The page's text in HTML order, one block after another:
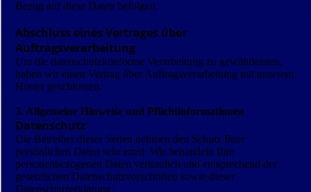
Bezug auf diese Daten befolgen.
Abschluss eines Vertrages über
Auftragsverarbeitung
Um die datenschutzkonforme Verarbeitung zu gewährleisten,
haben wir einen Vertrag über Auftragsverarbeitung mit unserem
Hoster geschlossen.
3. Allgemeine Hinweise und Pflichtinformationen
Datenschutz
Die Betreiber dieser Seiten nehmen den Schutz Ihrer
persönlichen Daten sehr ernst. Wir behandeln Ihre
personenbezogenen Daten vertraulich und entsprechend der
gesetzlichen Datenschutzvorschriften sowie dieser
Datenschutzerklärung.